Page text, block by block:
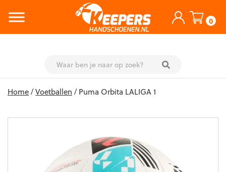
0
Home/Voetballen / Puma Orbita LALIGA 1